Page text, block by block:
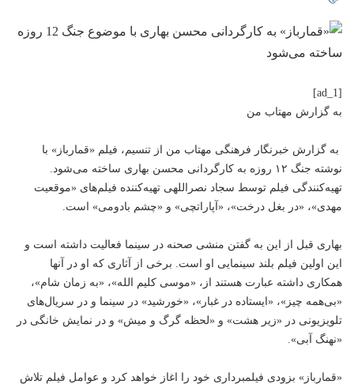
[ad_1]
به گزارش مهتاب من
به گزارش خبرنگار فرهنگی مهتاب من از تنسیم، فیلم «قمارباز» با
نوشته جنگ ۱۲ روزه به کارگردانی محسن بهاری ساخته می‌شود.
تهیه‌کنندگی فیلم توسط سجاد نصراللهی تهیه‌کننده‌ فیلم‌های «موقعیت
مهدی»، «در بغل درخت»، «آپاراتچی» و «چشم بادومی» است.
بهاری قبل از این به گفتن منشی صحنه در سینما فعالیت داشته است و
این اولین فیلم بلند سینمایی او است. برخی از آثاری که او در آنها
همکاری داشته عبارت هستند از، «موسی کلیم الله»، «به زمان شام»،
«بی‌همه چیز»، «ایستاده در غبار»، «خورشید» در سینما و در سریال‌های
تلویزیونی در «زیر هشت» و «لحظه گرگ و میش» و در نمایش خانگی در
«نهنگ آبی».
«قمارباز» بزودی فیلمبرداری خود را اغاز خواهد کرد و عوامل فیلم تلاش